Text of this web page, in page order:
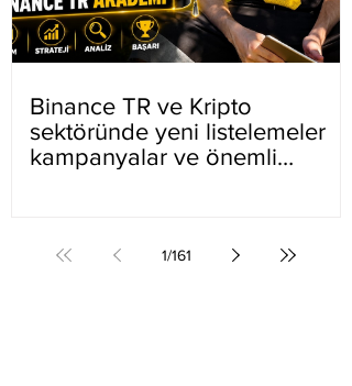
Binance TR ve Kripto
sektöründe yeni listelemeler
kampanyalar ve önemli
1/161